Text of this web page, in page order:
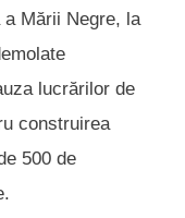
Mării Negre, la
lucrărilor de
construirea
500 de